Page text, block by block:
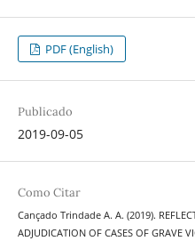
PDF (English)
Publicado
2019-09-05
Como Citar
Cançado Trindade A. A. (2019).
ADJUDICATION OF CASES OF GRAVE